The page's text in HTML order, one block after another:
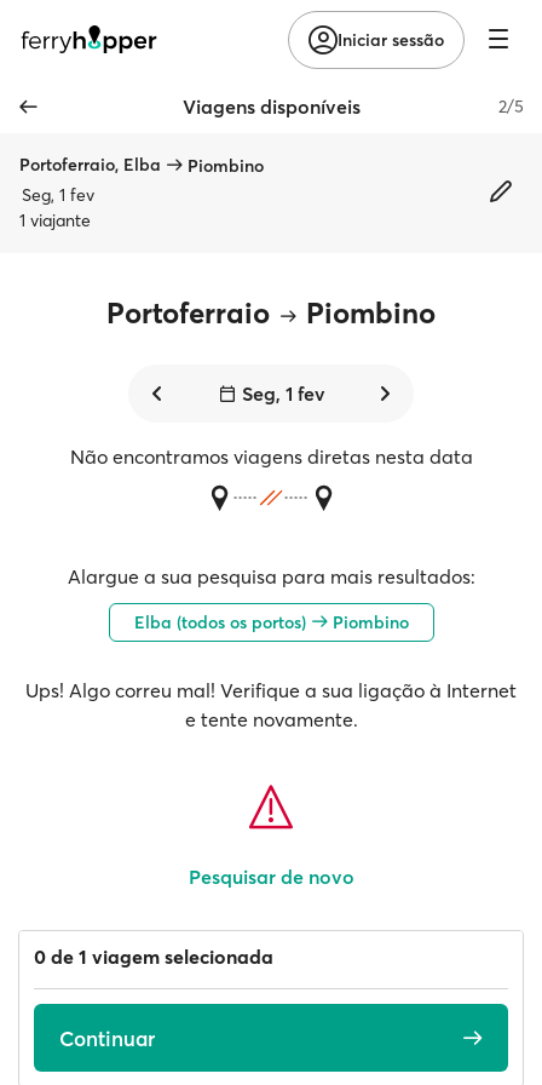
Iniciar sessão
Viagens disponíveis 2/5
Portoferraio, Elba
Piombino
Seg, 1 fev
1 viajante
Portoferraio Piombino
Seg, 1 fev
Não encontramos viagens diretas nesta data
Alargue a sua pesquisa para mais resultados:
Elba (todos os portos) Piombino
Ups! Algo correu mal! Verifique a sua ligação à Internet
e tente novamente.
Pesquisar de novo
0 de 1 viagem selecionada
Continuar